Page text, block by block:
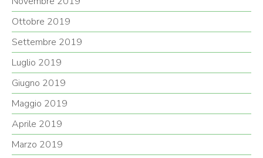
Ottobre 2019
Settembre 2019
Luglio 2019
Giugno 2019
Maggio 2019
Aprile 2019
Marzo 2019